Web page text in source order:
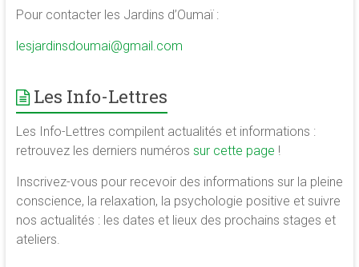
Pour contacter les Jardins d’Oumaï :
lesjardinsdoumai@gmail.com
Les Info-Lettres
Les Info-Lettres compilent actualités et informations :
retrouvez les derniers numéros sur cette page !
Inscrivez-vous pour recevoir des informations sur la pleine
conscience, la relaxation, la psychologie positive et suivre
nos actualités : les dates et lieux des prochains stages et
ateliers.